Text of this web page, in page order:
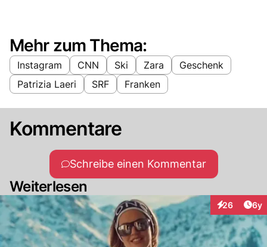
Mehr zum Thema:
Instagram CNN Ski Zara
Geschenk
Patrizia Laeri
SRF Franken
Kommentare
Schreibe einen Kommentar
Weiterlesen
26
Interaktionen
6y